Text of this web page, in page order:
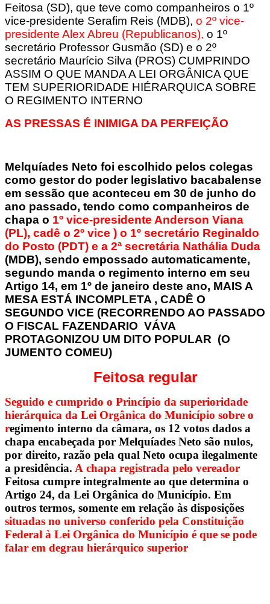
Feitosa (SD), que teve como companheiros o 1º
vice-presidente Serafim Reis (MDB), o 2º vice-
presidente Alex Abreu (Republicanos), o 1º
secretário Professor Gusmão (SD) e o 2º
secretário Maurício Silva (PROS) CUMPRINDO
ASSIM O QUE MANDA A LEI ORGÂNICA QUE
TEM SUPERIORIDADE HIÉRARQUICA SOBRE
O REGIMENTO INTERNO
AS PRESSAS É INIMIGA DA PERFEIÇÃO
Melquíades Neto foi escolhido pelos colegas
como gestor do poder legislativo bacabalense
em sessão que aconteceu em 30 de junho do
ano passado, tendo como companheiros de
chapa o 1º vice-presidente Anderson Viana
(PL), cadê o 2º vice ) o 1º secretário Reginaldo
do Posto (PDT) e a 2ª secretária Nathália Duda
(MDB), sendo empossado automaticamente,
segundo manda o regimento interno em seu
Artigo 14, em 1º de janeiro deste ano, MAIS A
MESA ESTÁ INCOMPLETA , CADÊ O
SEGUNDO VICE (RECORRENDO AO PASSADO
O FISCAL FAZENDARIO VÁVA
PROTAGONIZOU UM DITO POPULAR (O
JUMENTO COMEU)
Feitosa regular
Seguido e cumprido o Princípio da superioridade
hierárquica da Lei Orgânica do Município sobre o
regimento interno da câmara, os 12 votos dados a
chapa encabeçada por Melquíades Neto são nulos,
por direito, razão pela qual Neto ocupa ilegalmente
a presidência. A chapa registrada pelo vereador
Feitosa cumpre integralmente ao que determina o
Artigo 24, da Lei Orgânica do Município. Em
outros termos, somente em relação às disposições
situadas no universo conferido pela Constituição
Federal à Lei Orgânica do Município é que se pode
falar em degrau hierárquico superior